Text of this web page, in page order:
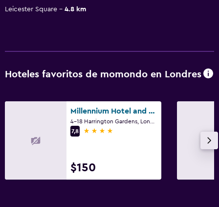
Leicester Square
4.8 km
Hoteles favoritos de momondo en Londres
Millennium Hotel and Conference Centre Gloucester London
7,8
4 estrellas
$150